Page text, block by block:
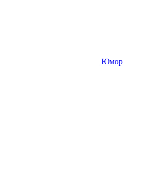
Юмор